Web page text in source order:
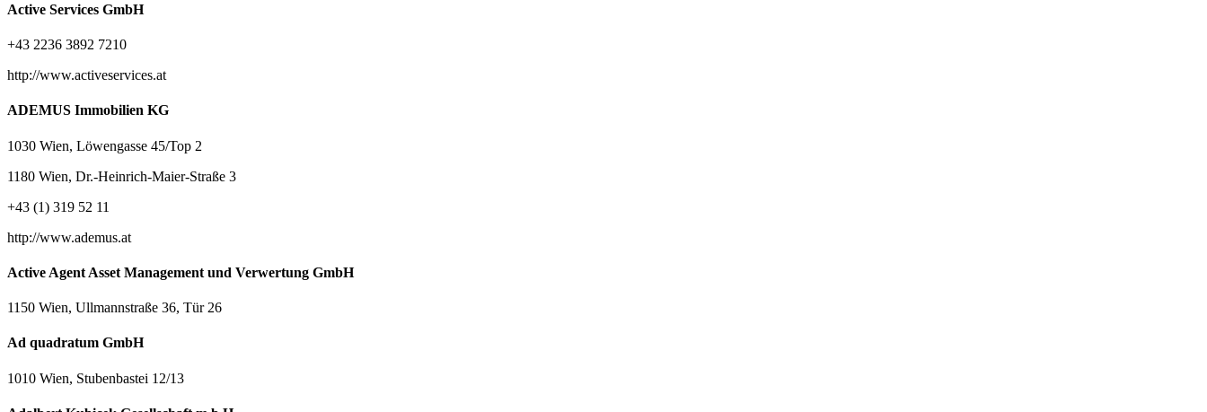
Active Services GmbH
+43 2236 3892 7210
http://www.activeservices.at
ADEMUS Immobilien KG
1030 Wien, Löwengasse 45/Top 2
1180 Wien, Dr.-Heinrich-Maier-Straße 3
+43 (1) 319 52 11
http://www.ademus.at
Active Agent Asset Management und Verwertung GmbH
1150 Wien, Ullmannstraße 36, Tür 26
Ad quadratum GmbH
1010 Wien, Stubenbastei 12/13